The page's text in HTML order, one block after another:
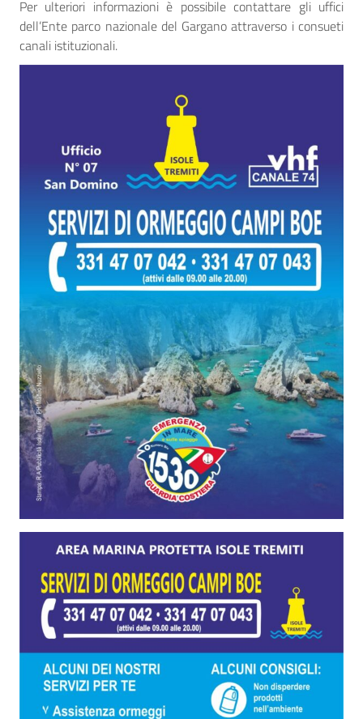
Per ulteriori informazioni è possibile contattare gli uffici
dell’Ente parco nazionale del Gargano attraverso i consueti
canali istituzionali.